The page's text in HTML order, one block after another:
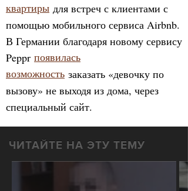
квартиры для встреч с клиентами с
помощью мобильного сервиса Airbnb.
В Германии благодаря новому сервису
Peppr появилась
возможность заказать «девочку по
вызову» не выходя из дома, через
специальный сайт.
ЧИТАЙТЕ НА ЭТУ ТЕМУ